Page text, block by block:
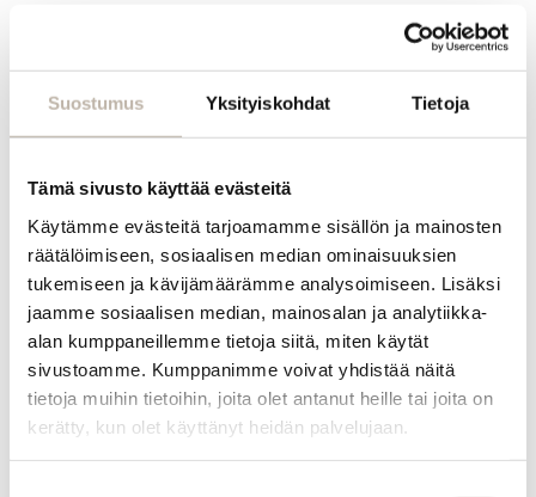
Suostumus Yksityiskohdat Tietoja
Tämä sivusto käyttää evästeitä
Käytämme evästeitä tarjoamamme sisällön ja mainosten
räätälöimiseen, sosiaalisen median ominaisuuksien
tukemiseen ja kävijämäärämme analysoimiseen. Lisäksi
jaamme sosiaalisen median, mainosalan ja analytiikka-
alan kumppaneillemme tietoja siitä, miten käytät
sivustoamme. Kumppanimme voivat yhdistää näitä
tietoja muihin tietoihin, joita olet antanut heille tai joita on
kerätty, kun olet käyttänyt heidän palvelujaan.
EVO
Colour
Boosting
Treatment
30
ml
1,59€
Lisää
ostoskoriin